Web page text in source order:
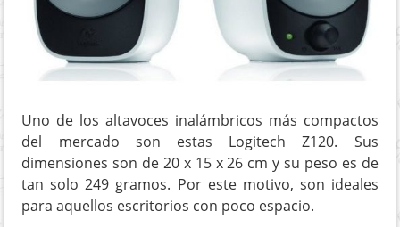
Uno de los altavoces inalámbricos más compactos
del mercado son estas Logitech Z120. Sus
dimensiones son de 20 x 15 x 26 cm y su peso es de
tan solo 249 gramos. Por este motivo, son ideales
para aquellos escritorios con poco espacio.